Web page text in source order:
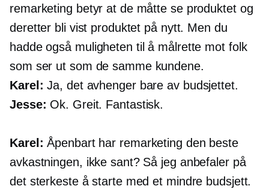
remarketing betyr at de måtte se produktet og
deretter bli vist produktet på nytt. Men du
hadde også muligheten til å målrette mot folk
som ser ut som de samme kundene.
Karel: Ja, det avhenger bare av budsjettet.
Jesse: Ok. Greit. Fantastisk.
Karel: Åpenbart har remarketing den beste
avkastningen, ikke sant? Så jeg anbefaler på
det sterkeste å starte med et mindre budsjett.